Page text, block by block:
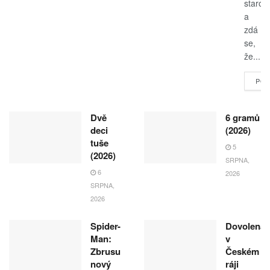
a
zdá
se,
že...
Dvě
deci
tuše
(2026)
6
SRPNA,
2026
6 gramů
(2026)
5
SRPNA,
2026
Spider-
Man:
Zbrusu
nový
Dovolená
v
Českém
ráji